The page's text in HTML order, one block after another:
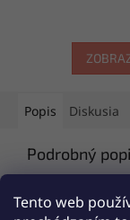
Tento web
Popis Diskusia
Podrobný